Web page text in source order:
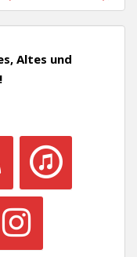
Altes und